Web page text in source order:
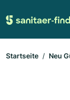
Startseite Neu